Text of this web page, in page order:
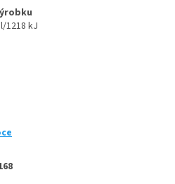
1218 kJ